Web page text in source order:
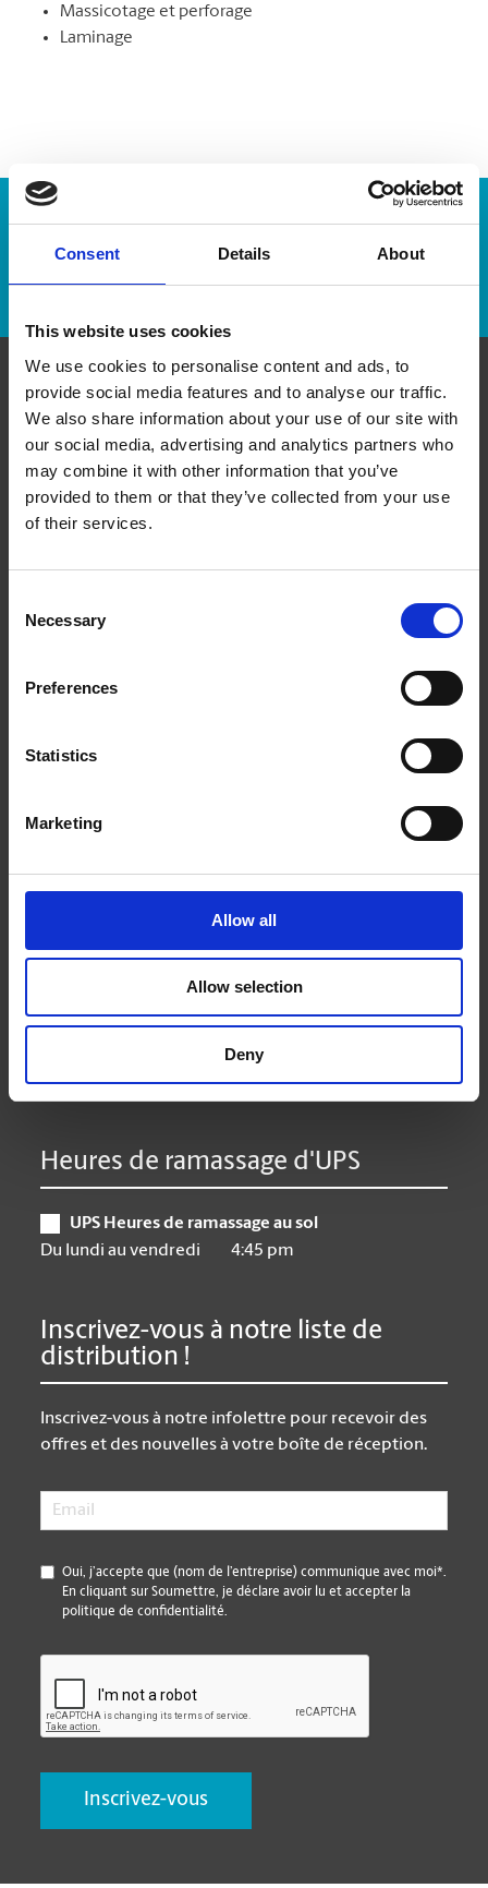
Consent Details About
This website uses cookies
We use cookies to personalise content and ads, to
provide social media features and to analyse our traffic.
We also share information about your use of our site with
our social media, advertising and analytics partners who
may combine it with other information that you’ve
provided to them or that they’ve collected from your use
of their services.
Selection
Necessary
Preferences
Statistics
Marketing
Allow all
Allow selection
Deny
Massicotage et perforage
Laminage
Numéro de suivi :
Repérer un envoi
Communiquer avec nous
The UPS Store #335
The Stanley Park Place, 4649 Macleod Trail SW
Calgary Alberta - T2G 0A6
Obtenez l'itinéraire vers notre magasin
store335@theupsstore.ca
Nous suivre
9:00 am - 6:30 pm
Vendredi
9:00 am - 6:30 pm
10:00 am - 3:00 pm
Dimanche
Closed
Heures de ramassage d'UPS
UPS Heures de ramassage au sol
Du lundi au vendredi
4:45 pm
Inscrivez-vous à notre liste de
distribution !
Inscrivez-vous à notre infolettre pour recevoir des
offres et des nouvelles à votre boîte de réception.
Email
*
Oui, j’accepte que (nom de l’entreprise) communique avec moi*.
En cliquant sur Soumettre, je déclare avoir lu et accepter la
politique de confidentialité.